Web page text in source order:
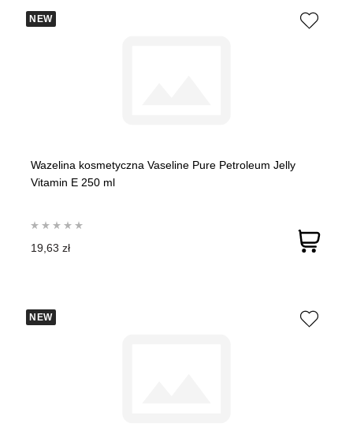
NEW
Wazelina kosmetyczna Vaseline Pure Petroleum Jelly
Vitamin E 250 ml
19,63 zł
NEW